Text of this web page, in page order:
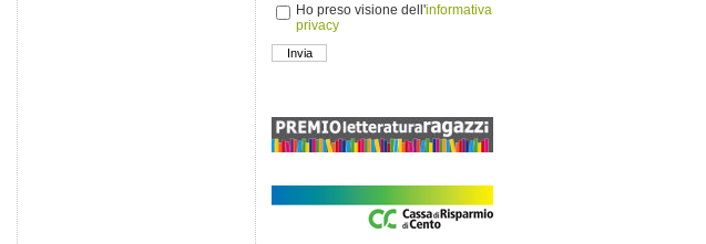
Ho preso visione dell'informativa
privacy